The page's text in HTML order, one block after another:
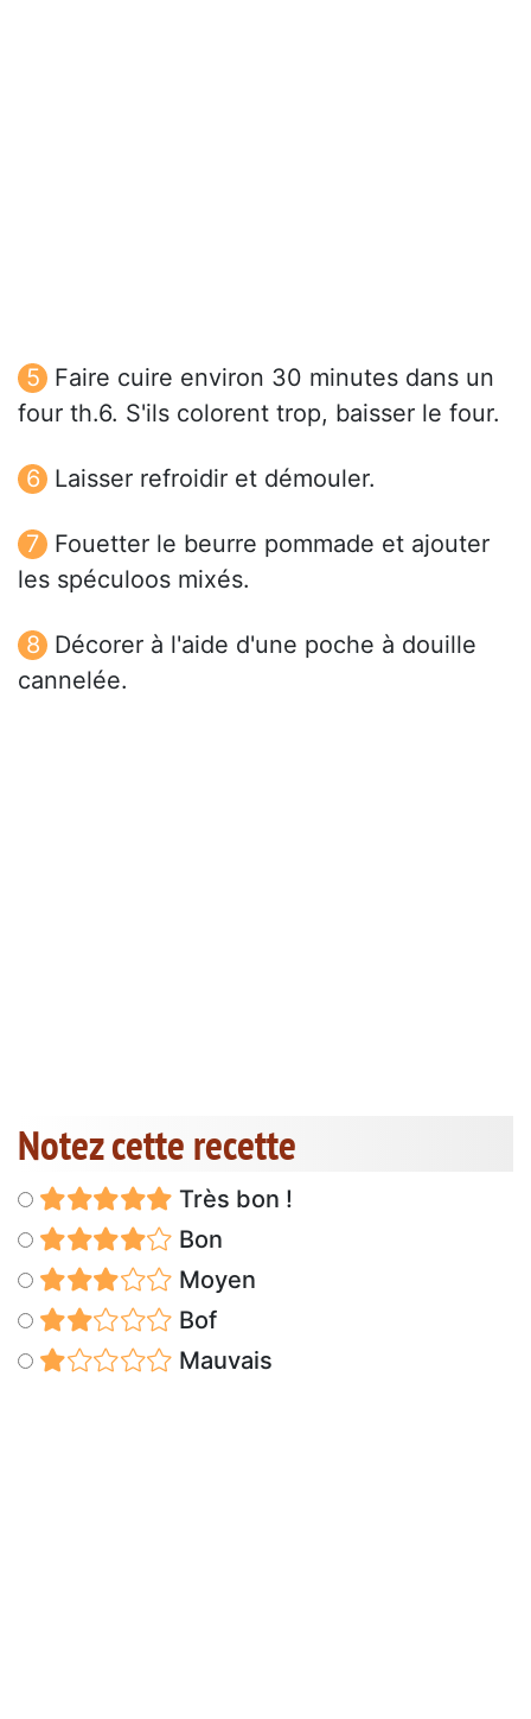
Faire cuire environ 30 minutes dans un
four th.6. S'ils colorent trop, baisser le four.
Laisser refroidir et démouler.
Fouetter le beurre pommade et ajouter
les spéculoos mixés.
Décorer à l'aide d'une poche à douille
cannelée.
Notez cette recette
Très bon !
Bon
Moyen
Bof
Mauvais